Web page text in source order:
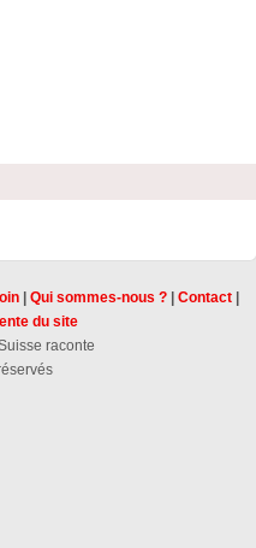
| Qui sommes-nous ?| Contact|
du site
raconte